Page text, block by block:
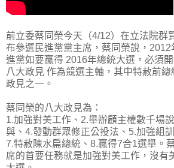
前立委蔡同榮今天（4/12）在立法院群
布參選民進黨黨主席，蔡同榮說，
進黨如要贏得 2016年總統大選，必須
八大政見 作為競選主軸，其中特赦前
政見之一。
蔡同榮的八大政見為：
1.加強對美工作、2.舉辦顧主權數千場
與、4.發動群眾修正公投法、5.加強組
7.特赦陳水扁總統、8.贏得7合1選舉。
席的首要任務就是加強對美工作，沒有